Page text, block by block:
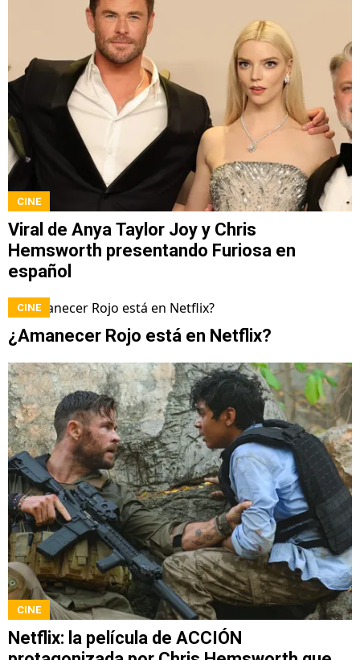
CINE
Viral de Anya Taylor Joy y Chris
Hemsworth presentando Furiosa en
español
CINE
¿Amanecer Rojo está en Netflix?
CINE
Netflix: la película de ACCIÓN